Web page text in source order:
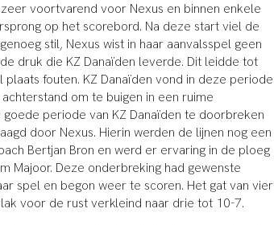
voortvarend voor Nexus en binnen enkele
op het scorebord. Na deze start viel de
stil, Nexus wist in haar aanvalsspel geen
druk die KZ Danaïden leverde. Dit leidde tot
fouten. KZ Danaïden vond in deze periode
om te buigen in een ruime
periode van KZ Danaïden te doorbreken
door Nexus. Hierin werden de lijnen nog een
Bertjan Bron en werd er ervaring in de ploeg
Majoor. Deze onderbreking had gewenste
spel en begon weer te scoren. Het gat van vier
voor de rust verkleind naar drie tot 10-7.